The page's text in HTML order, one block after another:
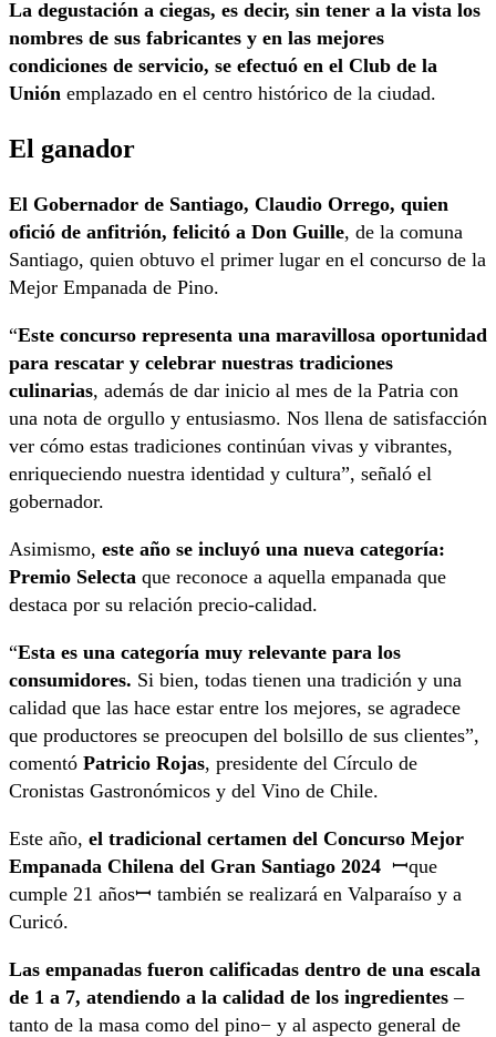
La degustación a ciegas, es decir, sin tener a la vista los
nombres de sus fabricantes y en las mejores
condiciones de servicio, se efectuó en el Club de la
Unión emplazado en el centro histórico de la ciudad.
El ganador
El Gobernador de Santiago, Claudio Orrego, quien
ofició de anfitrión, felicitó a Don Guille, de la comuna
Santiago, quien obtuvo el primer lugar en el concurso de la
Mejor Empanada de Pino.
“Este concurso representa una maravillosa oportunidad
para rescatar y celebrar nuestras tradiciones
culinarias, además de dar inicio al mes de la Patria con
una nota de orgullo y entusiasmo. Nos llena de satisfacción
ver cómo estas tradiciones continúan vivas y vibrantes,
enriqueciendo nuestra identidad y cultura”, señaló el
gobernador.
Asimismo, este año se incluyó una nueva categoría:
Premio Selecta que reconoce a aquella empanada que
destaca por su relación precio-calidad.
“Esta es una categoría muy relevante para los
consumidores. Si bien, todas tienen una tradición y una
calidad que las hace estar entre los mejores, se agradece
que productores se preocupen del bolsillo de sus clientes”,
comentó Patricio Rojas, presidente del Círculo de
Cronistas Gastronómicos y del Vino de Chile.
Este año, el tradicional certamen del Concurso Mejor
Empanada Chilena del Gran Santiago 2024 ꟷque
cumple 21 añosꟷ también se realizará en Valparaíso y a
Curicó.
Las empanadas fueron calificadas dentro de una escala
de 1 a 7, atendiendo a la calidad de los ingredientes–
tanto de la masa como del pino− y al aspecto general de